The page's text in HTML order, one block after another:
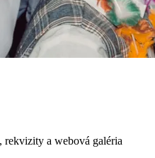
rekvizity a webová galéria